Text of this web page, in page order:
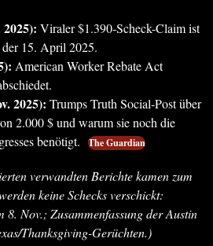
Viraler $1.390-Scheck-Claim ist
15. April 2025.
American Worker Rebate Act
2025): Trumps Truth Social-Post über
2.000 $ und warum sie noch die
benötigt.
The Guardian
verwandten Berichte kamen zum
keine Schecks verschickt:
Nov.; Zusammenfassung der Austin
Thanksgiving-Gerüchten.)